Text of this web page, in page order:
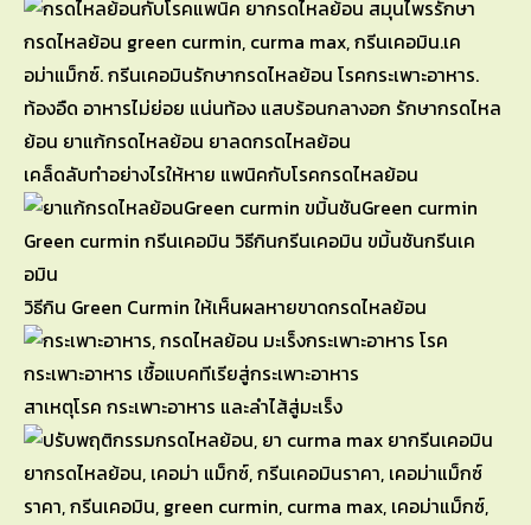
เคล็ดลับทำอย่างไรให้หาย แพนิคกับโรคกรดไหลย้อน
วิธีกิน Green Curmin ให้เห็นผลหายขาดกรดไหลย้อน
สาเหตุโรค กระเพาะอาหาร และลำไส้สู่มะเร็ง